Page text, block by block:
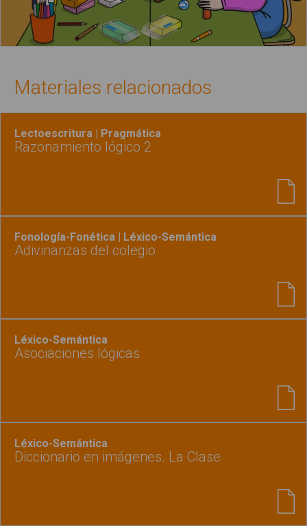
Materiales relacionados
Lectoescritura | Pragmática
Razonamiento lógico 2
Fonología-Fonética | Léxico-Semántica
Adivinanzas del colegio
Léxico-Semántica
Asociaciones lógicas
Léxico-Semántica
Diccionario en imágenes. La Clase